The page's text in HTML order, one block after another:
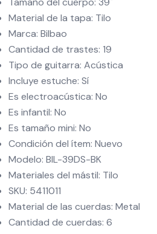
Material de la tapa: Tilo
Marca: Bilbao
Cantidad de trastes: 19
Tipo de guitarra: Acústica
Incluye estuche: Sí
Es electroacústica: No
Es infantil: No
Es tamaño mini: No
Condición del ítem: Nuevo
Modelo: BIL-39DS-BK
Materiales del mástil: Tilo
SKU: 5411011
Material de las cuerdas: Metal
Cantidad de cuerdas: 6